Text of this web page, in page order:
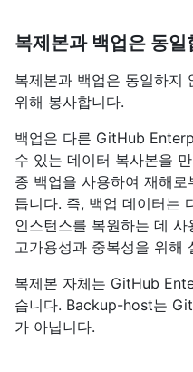
복제본과 백업은 동일
복제본과 백업은 동일하지
위해 봉사합니다.
백업은 다른 GitHub
수 있는 데이터 복사본을
종 백업을 사용하여 재해
듭니다. 즉, 백업 데이터는
인스턴스를 복원하는 데
고가용성과 중복성을 위해
복제본 자체는 GitHub
습니다. Backup-host는
가 아닙니다.